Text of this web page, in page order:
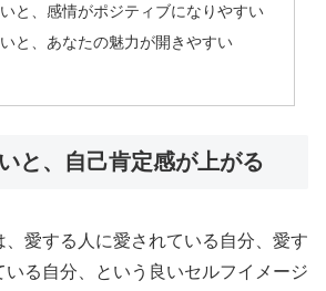
と、感情がポジティブになりやすい
と、あなたの魅力が開きやすい
と、自己肯定感が上がる
、愛する人に愛されている自分、愛す
いる自分、という良いセルフイメージ